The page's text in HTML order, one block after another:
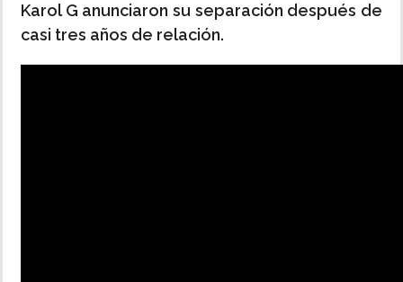
Karol G anunciaron su separación después de
casi tres años de relación.